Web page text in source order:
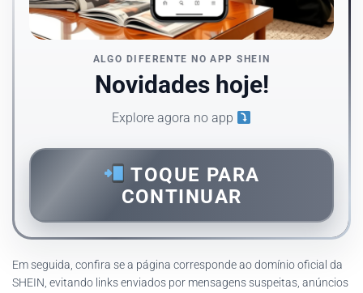
ALGO DIFERENTE NO APP SHEIN
Novidades hoje!
Explore agora no app
TOQUE PARA
CONTINUAR
Em seguida, confira se a página corresponde ao domínio oficial da
SHEIN, evitando links enviados por mensagens suspeitas, anúncios